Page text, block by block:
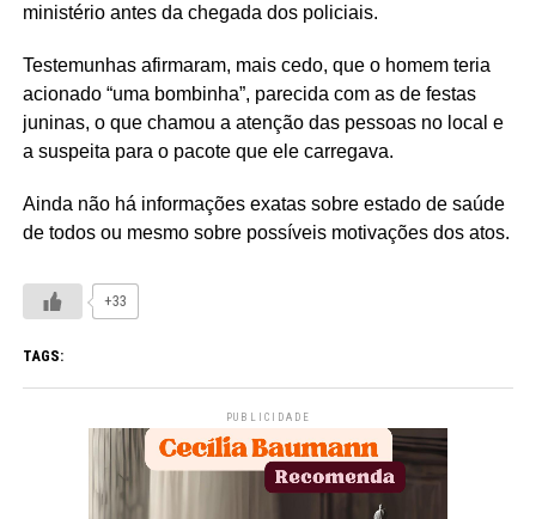
ministério antes da chegada dos policiais.
Testemunhas afirmaram, mais cedo, que o homem teria
acionado “uma bombinha”, parecida com as de festas
juninas, o que chamou a atenção das pessoas no local e
a suspeita para o pacote que ele carregava.
Ainda não há informações exatas sobre estado de saúde
de todos ou mesmo sobre possíveis motivações dos atos.
+33
TAGS:
PUBLICIDADE